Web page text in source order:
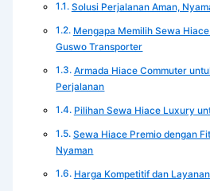
Solusi Perjalanan Aman,
Mengapa Memilih Sewa
Guswo Transporter
Armada Hiace Commuter
Perjalanan
Pilihan Sewa Hiace Luxury
Sewa Hiace Premio dengan
Nyaman
Harga Kompetitif dan